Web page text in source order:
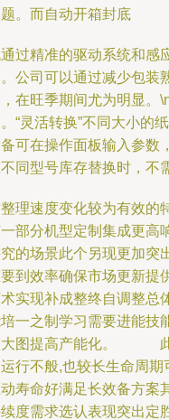
。而自动开箱封底
过精准的驱动系统和感
公司可以通过减少包装
在旺季期间尤为明显。
“灵活转换”不同大小的
可在操作面板输入参数
同型号库存替换时，不
理速度变化较为有效的
部分机型定制集成更高
的场景此个另现更加突
到效率确保市场更新提
实现补成整终自调整总
一之制学习需要进能技
图提高产能化。 此
行不般,也较长生命周
寿命好满足长效备方案
度需求选认表现突出定